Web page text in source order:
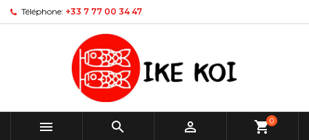
Téléphone: +33 7 77 00 34 47
   shopping_cart0